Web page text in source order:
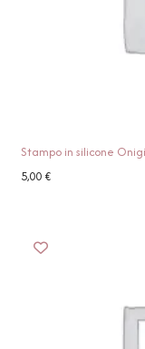
Stampo in silicone
5,00€